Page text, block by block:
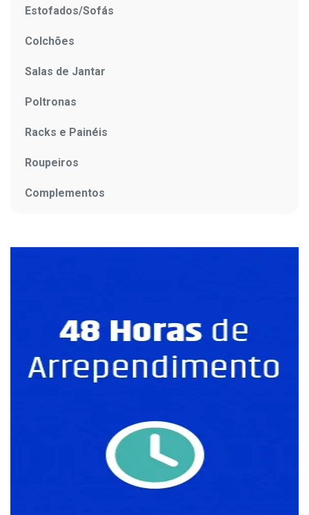
Estofados/Sofás
Colchões
Salas de Jantar
Poltronas
Racks e Painéis
Roupeiros
Complementos